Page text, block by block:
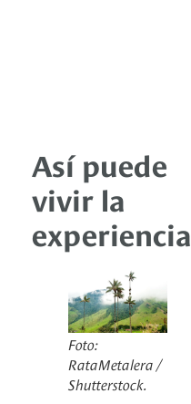
Así puede
vivir la
experiencia
Foto:
RataMetalera /
Shutterstock.